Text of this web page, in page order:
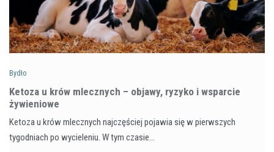
Bydło
Ketoza u krów mlecznych – objawy, ryzyko i wsparcie
żywieniowe
Ketoza u krów mlecznych najczęściej pojawia się w pierwszych
tygodniach po wycieleniu. W tym czasie…